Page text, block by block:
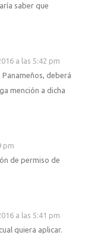
saber que
a las 5:42 pm
deberá
mención a dicha
pm
de permiso de
a las 5:41 pm
quiera aplicar.